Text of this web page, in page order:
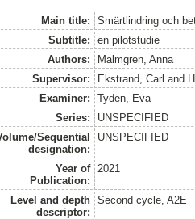
Main title:
Smärtlindring och
Subtitle:
en pilotstudie
Authors:
Malmgren, Anna
Supervisor:
Ekstrand, Carl and
Examiner:
Tyden, Eva
Series:
UNSPECIFIED
Sequential
designation:
UNSPECIFIED
Year of
Publication:
2021
Level and depth
descriptor:
Second cycle, A2E